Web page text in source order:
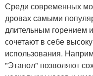
Среди современных
дровах самыми
длительным горением
сочетают в себе
использования.
"Этанол" позволяют